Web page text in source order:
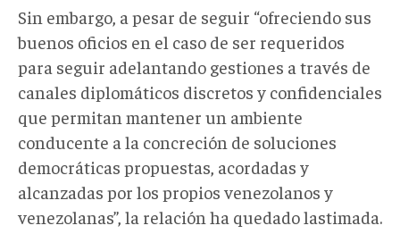
Sin embargo, a pesar de seguir “ofreciendo sus
buenos oficios en el caso de ser requeridos
para seguir adelantando gestiones a través de
canales diplomáticos discretos y confidenciales
que permitan mantener un ambiente
conducente a la concreción de soluciones
democráticas propuestas, acordadas y
alcanzadas por los propios venezolanos y
venezolanas”, la relación ha quedado lastimada.